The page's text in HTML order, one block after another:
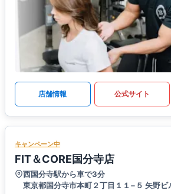
店舗情報 公式サイト
キャンペーン中
FIT＆CORE国分寺店
西国分寺駅から車で3分
東京都国分寺市本町２丁目１１−５ 矢野ビ